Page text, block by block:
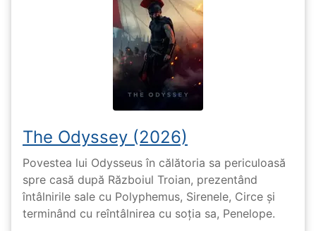
The Odyssey (2026)
Povestea lui Odysseus în călătoria sa periculoasă
spre casă după Războiul Troian, prezentând
întâlnirile sale cu Polyphemus, Sirenele, Circe și
terminând cu reîntâlnirea cu soția sa, Penelope.